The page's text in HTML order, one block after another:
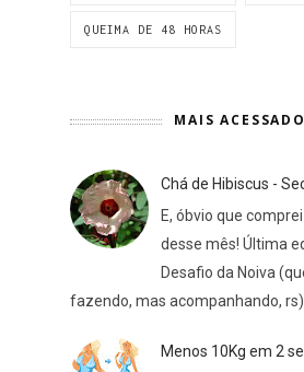
QUEIMA DE 48 HORAS
MAIS
Chá de Hibiscus -
E, óbvio que
desse mês! Última
Desafio da Noiva
fazendo, mas acompanhando, rs),
Menos 10Kg em 2